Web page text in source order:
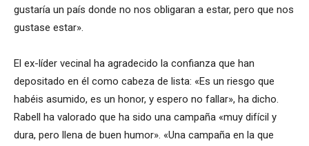
gustaría un país donde no nos obligaran a estar, pero que nos
gustase estar».
El ex-líder vecinal ha agradecido la confianza que han
depositado en él como cabeza de lista: «Es un riesgo que
habéis asumido, es un honor, y espero no fallar», ha dicho.
Rabell ha valorado que ha sido una campaña «muy difícil y
dura, pero llena de buen humor». «Una campaña en la que